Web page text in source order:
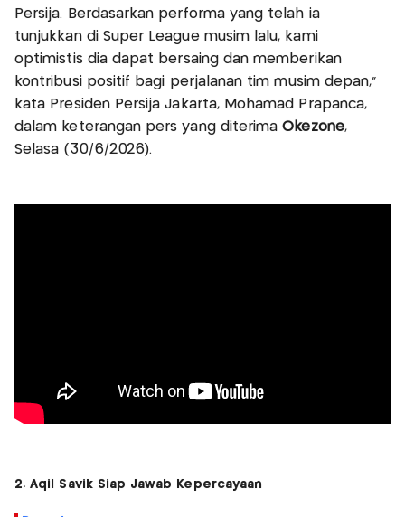
Persija. Berdasarkan performa yang telah ia
tunjukkan di Super League musim lalu, kami
optimistis dia dapat bersaing dan memberikan
kontribusi positif bagi perjalanan tim musim depan,”
kata Presiden Persija Jakarta, Mohamad Prapanca,
dalam keterangan pers yang diterimaOkezone,
Selasa (30/6/2026).
2. Aqil Savik Siap Jawab Kepercayaan